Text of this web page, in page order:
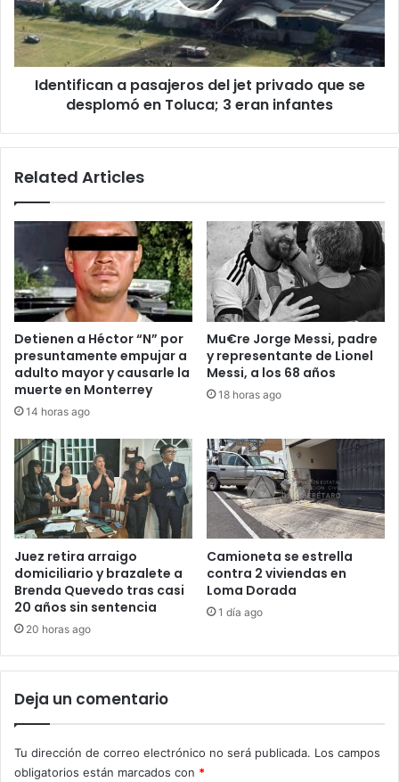
privado
que
se
desplomó
Identifican a pasajeros del jet privado que se
desplomó en Toluca; 3 eran infantes
Related Articles
Detienen a Héctor “N” por
presuntamente empujar a
adulto mayor y causarle la
muerte en Monterrey
14 horas ago
Mu€re Jorge Messi, padre
y representante de Lionel
Messi, a los 68 años
18 horas ago
Juez retira arraigo
domiciliario y brazalete a
Brenda Quevedo tras casi
20 años sin sentencia
20 horas ago
Camioneta se estrella
contra 2 viviendas en
Loma Dorada
1 día ago
Deja un comentario
Tu dirección de correo electrónico no será publicada. Los campos
obligatorios están marcados con *